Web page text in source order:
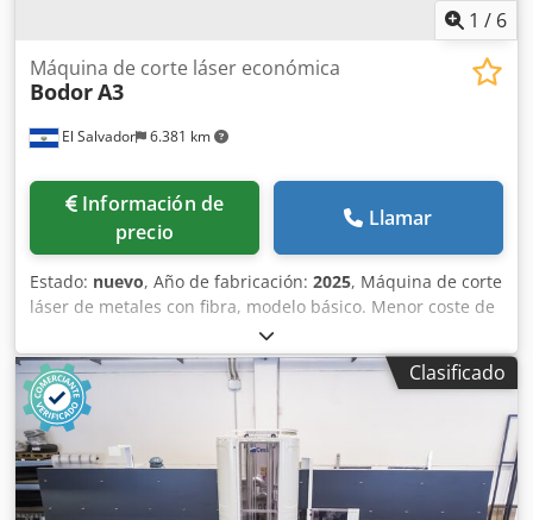
1 / 6
El Salvador 6.381 km
Máquina de corte láser económica
BodorA3
Información de
precio
Llamar
Estado: nuevo, Año de fabricación: 2025, Máquina de corte
láser de metales con fibra, modelo básico. Menor coste de
corte láser y fácil manejo. La mesa de corte modular, con
refuerzos, reduce el tiempo de desmontaje y mejora la
comodidad y la rigidez. La boquilla láser de fibra especial y
el proceso de corte garantizan un corte de acero al
carbono con oxígeno más rápido, un corte de acero
inoxidable con nitrógeno a baja presión que ahorra gas y
un corte de acero al carbono con aire de mejor calidad. Los
cabezales láser de fibra pueden detectar obstáculos
Clasificado